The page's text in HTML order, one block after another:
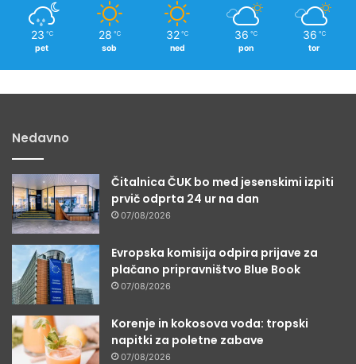
23 ℃
pet
28 ℃
sob
32 ℃
ned
36 ℃
pon
36 ℃
tor
Nedavno
Čitalnica ČUK bo med jesenskimi izpiti
prvič odprta 24 ur na dan
07/08/2026
Evropska komisija odpira prijave za
plačano pripravništvo Blue Book
07/08/2026
Korenje in kokosova voda: tropski
napitki za poletne zabave
07/08/2026